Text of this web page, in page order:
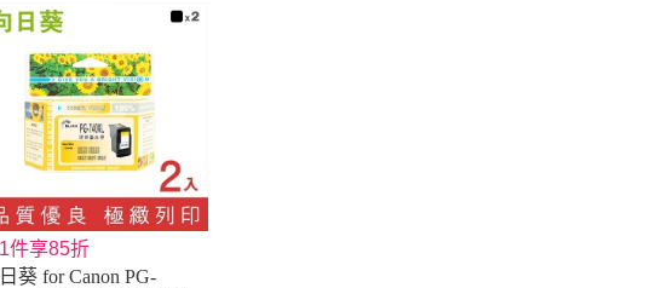
件享85折
葵 for Canon PG-